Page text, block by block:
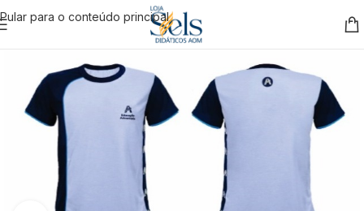
Pular para o conteúdo principal